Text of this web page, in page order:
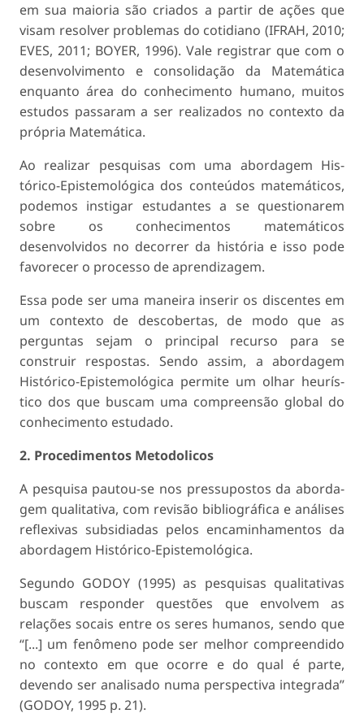
em sua maioria são criados a partir de ações que
visam resolver problemas do cotidiano (IFRAH, 2010;
EVES, 2011; BOYER, 1996). Vale registrar que com o
desenvolvimento e consolidação da Matemática
enquanto área do conhecimento humano, muitos
estudos passaram a ser realizados no con­texto da
própria Matemática.
Ao realizar pesquisas com uma abordagem His­
tórico-Epistemológica dos conteúdos matemáticos,
podemos instigar estudantes a se questionarem
sobre os conhecimentos matemáticos
desenvolvidos no decorrer da história e isso pode
favorecer o processo de aprendizagem.
Essa pode ser uma maneira inserir os discen­tes em
um contexto de descobertas, de modo que as
perguntas sejam o principal recurso para se
construir respostas. Sendo assim, a abordagem
Histórico-Epistemológica permite um olhar heurís­
tico dos que buscam uma compreensão global do
conhecimento estudado.
2. Procedimentos Metodolicos
A pesquisa pautou-se nos pressupostos da aborda­
gem qualitativa, com revisão bibliográfica e análises
reflexivas subsidiadas pelos encaminhamentos da
abordagem Histórico-Epistemológica.
Segundo GODOY (1995) as pesquisas qualita­tivas
buscam responder questões que envolvem as
relações socais entre os seres humanos, sendo que
“[...] um fenômeno pode ser melhor compreendi­do
no contexto em que ocorre e do qual é parte,
devendo ser analisado numa perspectiva integrada”
(GODOY, 1995 p. 21).